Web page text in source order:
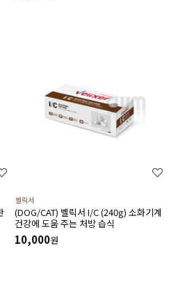
벨릭서
(DOG/CAT) 벨릭서 I/C (240g) 소화기계
건강에 도움 주는 처방 습식
10,000원